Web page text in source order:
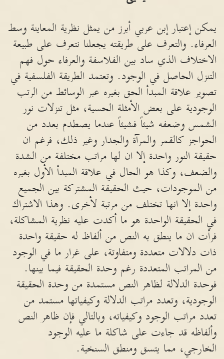
يمكن إعتبار إبن عربي أبرز من يمثل نظرية المعاينة وسط
العرفاء. والتعرف على طريقته يجعلنا نتعرف على طبيعة
الاختلاف الذي ساد بين الفلاسفة والعرفاء حول فهم
التنزل الحاصل في الوجود. وتعتمد الطريقة الفلسفية في
تصوير علاقة المبدأ الحق بغيره عبر الوسائط من الرتب
الوجودية على بعض الأمثلة الحسية، مثل تنزلات نور
الشمس وضعفه شيئاً فشيئاً عندما يصطدم بعدد من
الحواجز كالقمر والمرآة والجدار وغير ذلك، فرغم ان
حقيقة النور واحدة إلا ان لها مراتب مختلفة من الشدة
والضعف، وكذا هو الحال في علاقة المبدأ الأول بغيره
من الموجودات، حيث الحقيقة المشتركة بين الجميع
واحدة إلا انها تختلف من مرتبة لأخرى. وهذا الاشتراك
في الحقيقة الواحدة هو ما أكدت عليه نظرية المشاكلة،
فرأت ان ما ينطق به النص من ألفاظ له حقيقة واحدة
ذات دلالات متعددة ومتفاوتة، على غرار ما في الوجود
من المراتب المتعددة رغم وحدة الحقيقة فيما بينها.
فوحدة الدلالة لظاهر النص مستمدة من وحدة الحقيقة
الوجودية، وتعدد مراتب الدلالة وكيفياتها مستمد من
تعدد مراتب الوجود وكيفياته، وبالتالي فإن ظاهر النص
وألفاظه قد جاءت على شاكلة ما عليه الوجود
الخارجي، مما يتسق ومنطق السنخية.